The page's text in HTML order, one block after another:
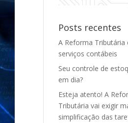
Posts recentes
A Reforma Tributária
serviços contábeis
Seu controle de
em dia?
Esteja atento! A
Tributária vai exigir
simplificação das